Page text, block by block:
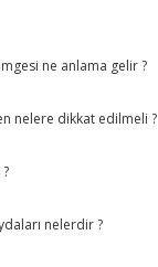
ne anlama gelir ?
nelere dikkat edilmeli ?
nelerdir ?